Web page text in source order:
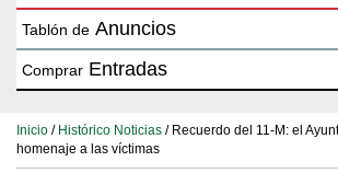
Tablón de Anuncios
Comprar Entradas
Inicio / Histórico Noticias / Recuerdo del 11-M: el
homenaje a las víctimas